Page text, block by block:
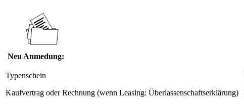
Neu Anmedung:
Typenschein
Kaufvertrag oder Rechnung (wenn Leasing: Überlassenschaftserklärung)